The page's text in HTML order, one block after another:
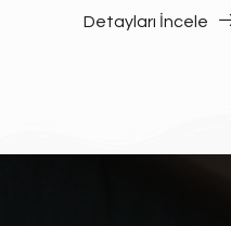
Detayları İncele